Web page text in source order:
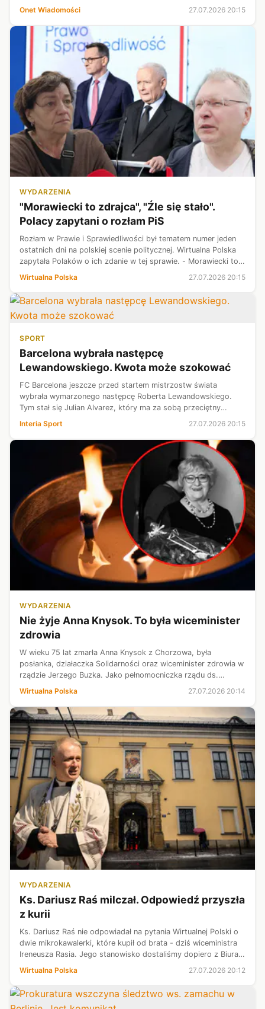
o rozłam w Prawie i Sprawiedliwości.
Onet Wiadomości 27.07.2026 20:15
WYDARZENIA
"Morawiecki to zdrajca", "Źle się stało".
Polacy zapytani o rozłam PiS
Rozłam w Prawie i Sprawiedliwości był tematem numer jeden
ostatnich dni na polskiej scenie politycznej. Wirtualna Polska
zapytała Polaków o ich zdanie w tej sprawie. - Morawiecki to
zdrajca i nie ma dyskusji - grzmiała jedna z rodaczek. - Takich
Wirtualna Polska 27.07.2026 20:15
SPORT
Barcelona wybrała następcę
Lewandowskiego. Kwota może szokować
FC Barcelona jeszcze przed startem mistrzostw świata
wybrała wymarzonego następcę Roberta Lewandowskiego.
Tym stał się Julian Alvarez, który ma za sobą przeciętny
mundial. Atletico nie chce jednak słyszeć o sprzedaży
Argentyńczyka. Wobec tego "Blaugr...
Interia Sport 27.07.2026 20:15
WYDARZENIA
Nie żyje Anna Knysok. To była wiceminister
zdrowia
W wieku 75 lat zmarła Anna Knysok z Chorzowa, była
posłanka, działaczka Solidarności oraz wiceminister zdrowia w
rządzie Jerzego Buzka. Jako pełnomocniczka rządu ds.
wprowadzenia powszechnego ubezpieczenia zdrowotnego
Wirtualna Polska 27.07.2026 20:14
WYDARZENIA
Ks. Dariusz Raś milczał. Odpowiedź przyszła
z kurii
Ks. Dariusz Raś nie odpowiadał na pytania Wirtualnej Polski o
dwie mikrokawalerki, które kupił od brata - dziś wiceministra
Ireneusza Rasia. Jego stanowisko dostaliśmy dopiero z Biura
Prasowego Archidiecezji Krakowskiej. Jak przekonuje,
Wirtualna Polska 27.07.2026 20:12